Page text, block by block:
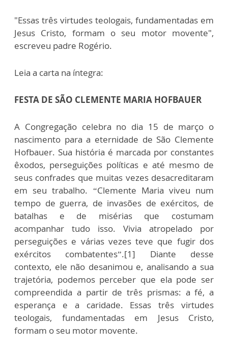
"Essas três virtudes teologais, fundamentadas em
Jesus Cristo, formam o seu motor movente",
escreveu padre Rogério.
Leia a carta na íntegra:
FESTA DE SÃO CLEMENTE MARIA HOFBAUER
A Congregação celebra no dia 15 de março o
nascimento para a eternidade de São Clemente
Hofbauer. Sua história é marcada por constantes
êxodos, perseguições políticas e até mesmo de
seus confrades que muitas vezes desacreditaram
em seu trabalho. “Clemente Maria viveu num
tempo de guerra, de invasões de exércitos, de
batalhas e de misérias que costumam
acompanhar tudo isso. Vivia atropelado por
perseguições e várias vezes teve que fugir dos
exércitos combatentes”.[1] Diante desse
contexto, ele não desanimou e, analisando a sua
trajetória, podemos perceber que ela pode ser
compreendida a partir de três prismas: a fé, a
esperança e a caridade. Essas três virtudes
teologais, fundamentadas em Jesus Cristo,
formam o seu motor movente.